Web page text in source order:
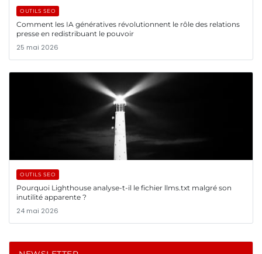
OUTILS SEO
Comment les IA génératives révolutionnent le rôle des relations
presse en redistribuant le pouvoir
25 mai 2026
OUTILS SEO
Pourquoi Lighthouse analyse-t-il le fichier llms.txt malgré son
inutilité apparente ?
24 mai 2026